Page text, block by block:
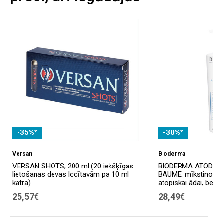
-35%*
Versan
VERSAN SHOTS, 200 ml (20 iekšķīgas
lietošanas devas locītavām pa 10 ml
katra)
25,57€
-30%*
Bioderma
BIODERMA
BAUME,
atopiskai ādai,
28,49€